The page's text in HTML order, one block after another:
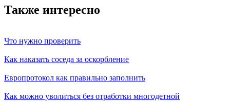
Также интересно
Что нужно проверить
Как наказать соседа за оскорбление
Европротокол как правильно заполнить
Как можно уволиться без отработки многодетной